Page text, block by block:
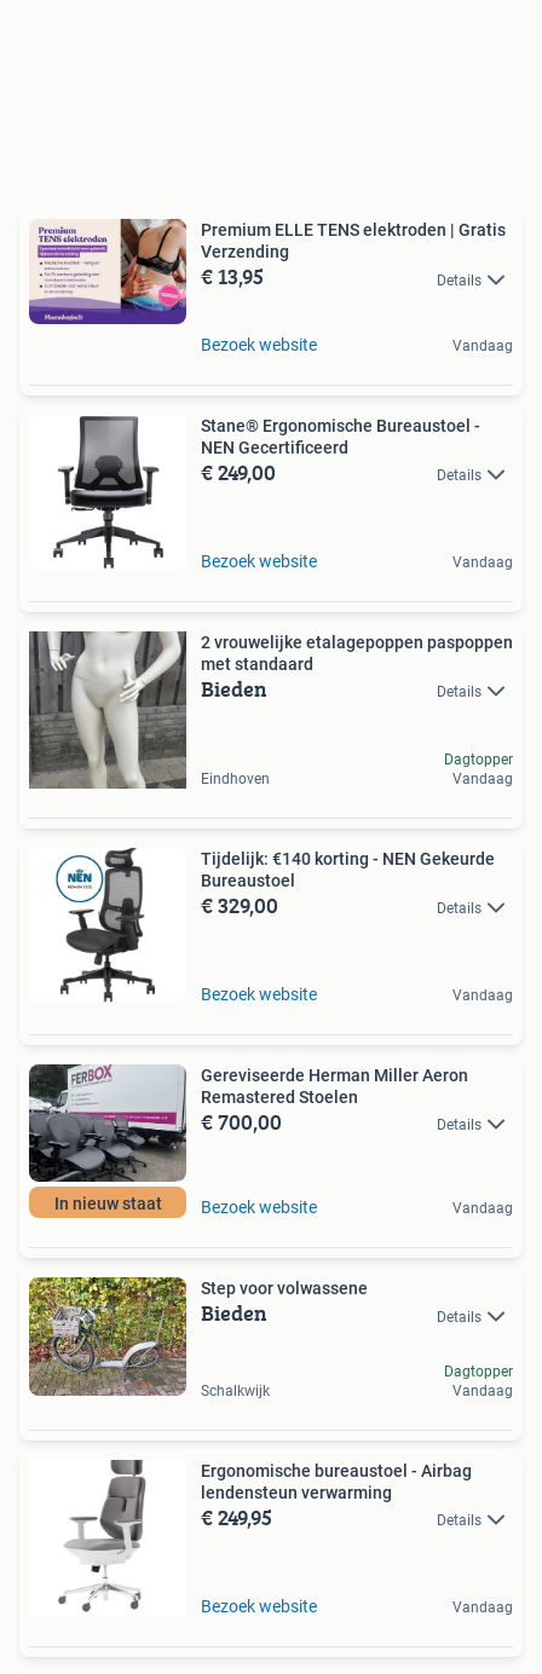
Premium ELLE TENS elektroden | Gratis
Verzending
€ 13,95 Details
Bezoek website Vandaag
Stane® Ergonomische Bureaustoel -
NEN Gecertificeerd
€ 249,00 Details
Bezoek website Vandaag
2 vrouwelijke etalagepoppen paspoppen
met standaard
Bieden Details
Eindhoven
Dagtopper
Vandaag
Tijdelijk: €140 korting - NEN Gekeurde
Bureaustoel
€ 329,00 Details
Bezoek website Vandaag
In nieuw staat
Gereviseerde Herman Miller Aeron
Remastered Stoelen
€ 700,00 Details
Bezoek website Vandaag
Step voor volwassene
Bieden Details
Schalkwijk
Dagtopper
Vandaag
Ergonomische bureaustoel - Airbag
lendensteun verwarming
€ 249,95 Details
Bezoek website Vandaag